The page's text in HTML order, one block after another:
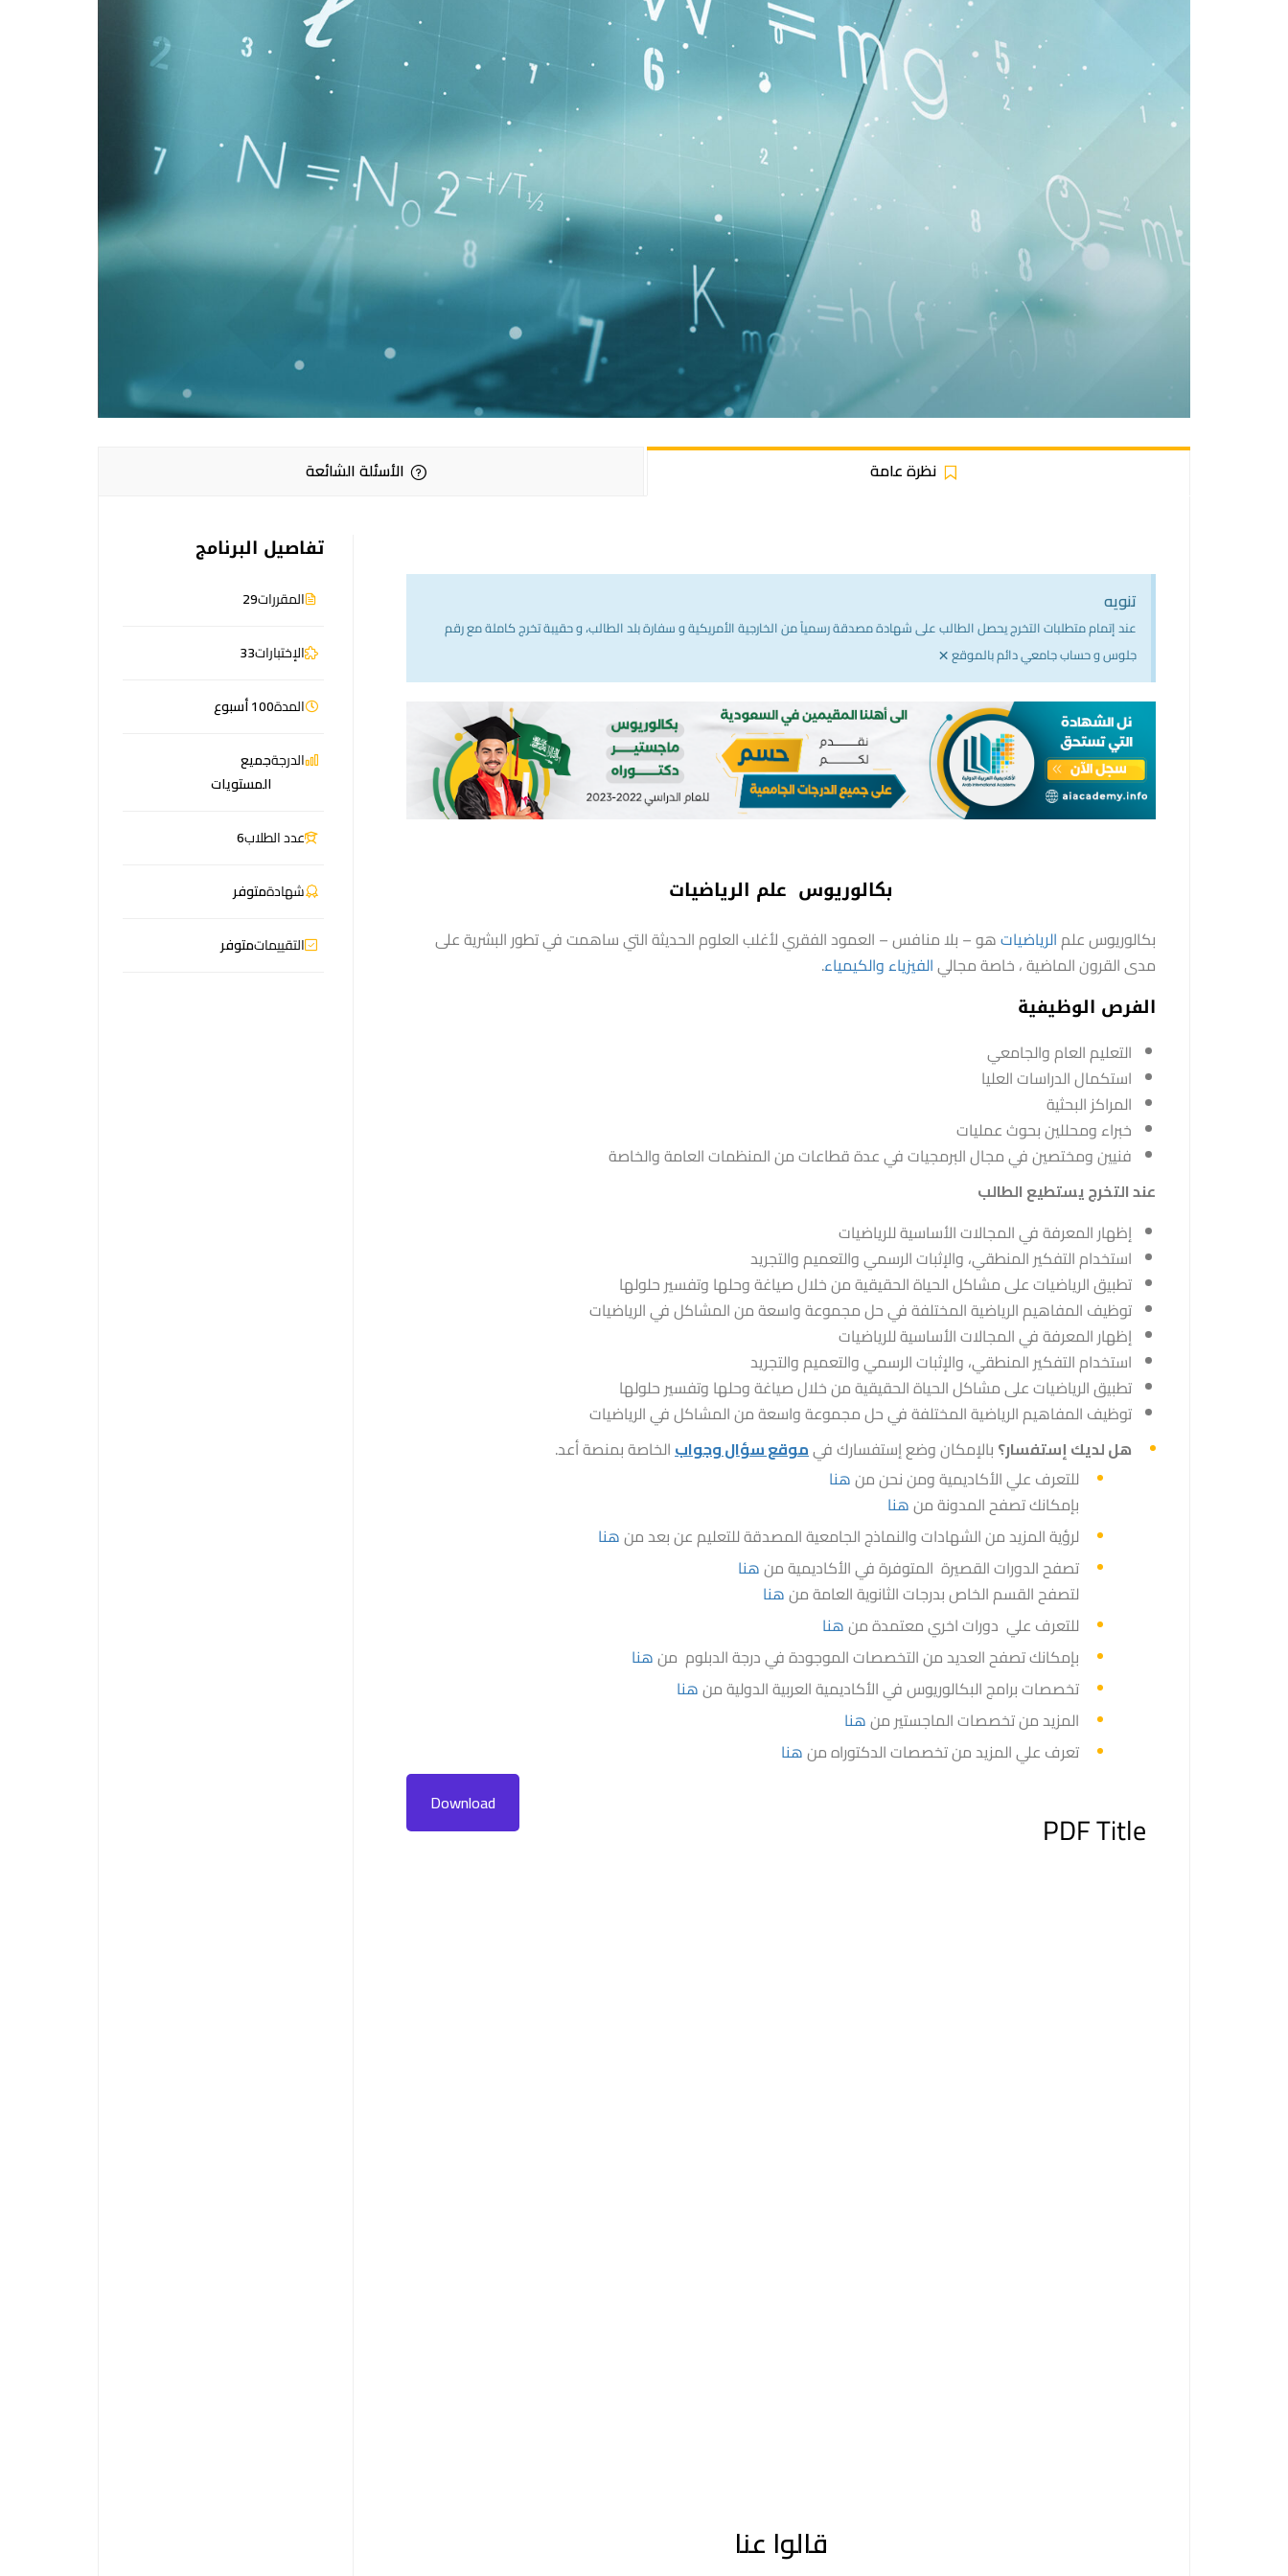
نظرة عامة الأسئلة الشائعة
تنويه
عند إتمام متطلبات التخرج يحصل الطالب على شهادة مصدقة رسمياً من الخارجية الأمريكية و سفارة بلد الطالب، و حقيبة تخرج كاملة مع رقم
جلوس و حساب جامعي دائم بالموقع×
بكالوريوس علم الرياضيات
بكالوريوس علمالرياضياتهو – بلا منافس – العمود الفقري لأغلب العلوم الحديثة التي ساهمت في تطور البشرية على
مدى القرون الماضية ، خاصة مجاليالفيزياءوالكيمياء.
الفرص الوظيفية
التعليم العام والجامعي
استكمال الدراسات العليا
المراكز البحثية
خبراء ومحللين بحوث عمليات
فنيين ومختصين في مجال البرمجيات في عدة قطاعات من المنظمات العامة والخاصة
عند التخرج يستطيع الطالب
إظهار المعرفة في المجالات الأساسية للرياضيات
استخدام التفكير المنطقي، والإثبات الرسمي والتعميم والتجريد
تطبيق الرياضيات على مشاكل الحياة الحقيقية من خلال صياغة وحلها وتفسير حلولها
توظيف المفاهيم الرياضية المختلفة في حل مجموعة واسعة من المشاكل في الرياضيات
إظهار المعرفة في المجالات الأساسية للرياضيات
استخدام التفكير المنطقي، والإثبات الرسمي والتعميم والتجريد
تطبيق الرياضيات على مشاكل الحياة الحقيقية من خلال صياغة وحلها وتفسير حلولها
توظيف المفاهيم الرياضية المختلفة في حل مجموعة واسعة من المشاكل في الرياضيات
هل لديك إستفسار؟ بالإمكان وضع إستفسارك فيموقع سؤال وجوابالخاصة بمنصة أعد.
للتعرف علي الأكاديمية ومن نحن منهنا
بإمكانك تصفح المدونة منهنا
لرؤية المزيد من الشهادات والنماذج الجامعية المصدقة للتعليم عن بعد منهنا
تصفح الدورات القصيرة المتوفرة في الأكاديمية منهنا
لتصفح القسم الخاص بدرجات الثانوية العامة منهنا
للتعرف علي دورات اخري معتمدة منهنا
بإمكانك تصفح العديد من التخصصات الموجودة في درجة الدبلوم منهنا
تخصصات برامج البكالوريوس في الأكاديمية العربية الدولية منهنا
المزيد من تخصصات الماجستير منهنا
تعرف علي المزيد من تخصصات الدكتوراه منهنا
PDF Title
Download
قالوا عنا
تفاصيل البرنامج
المقررات29
الإختبارات33
المدة100 أسبوع
الدرجةجميع
المستويات
عدد الطلاب6
شهادةمتوفر
التقييماتمتوفر